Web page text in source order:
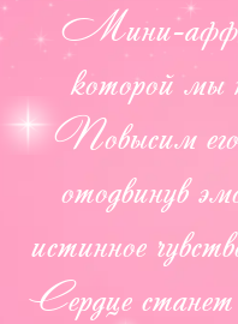
Мини-
которой мы
Повысим
отодвинув
истинное
Сердце станет